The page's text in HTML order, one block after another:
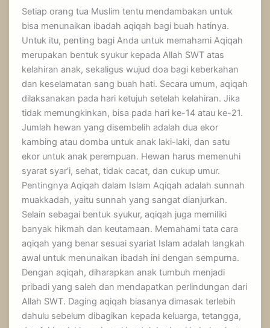
Setiap orang tua Muslim tentu mendambakan untuk
bisa menunaikan ibadah aqiqah bagi buah hatinya.
Untuk itu, penting bagi Anda untuk memahami Aqiqah
merupakan bentuk syukur kepada Allah SWT atas
kelahiran anak, sekaligus wujud doa bagi keberkahan
dan keselamatan sang buah hati. Secara umum, aqiqah
dilaksanakan pada hari ketujuh setelah kelahiran. Jika
tidak memungkinkan, bisa pada hari ke-14 atau ke-21.
Jumlah hewan yang disembelih adalah dua ekor
kambing atau domba untuk anak laki-laki, dan satu
ekor untuk anak perempuan. Hewan harus memenuhi
syarat syar’i, sehat, tidak cacat, dan cukup umur.
Pentingnya Aqiqah dalam Islam Aqiqah adalah sunnah
muakkadah, yaitu sunnah yang sangat dianjurkan.
Selain sebagai bentuk syukur, aqiqah juga memiliki
banyak hikmah dan keutamaan. Memahami tata cara
aqiqah yang benar sesuai syariat Islam adalah langkah
awal untuk menunaikan ibadah ini dengan sempurna.
Dengan aqiqah, diharapkan anak tumbuh menjadi
pribadi yang saleh dan mendapatkan perlindungan dari
Allah SWT. Daging aqiqah biasanya dimasak terlebih
dahulu sebelum dibagikan kepada keluarga, tetangga,